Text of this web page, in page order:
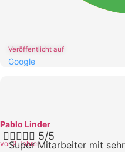
Veröffentlicht auf
Google
Pablo Linder
vor 2 Jahren
 5/5
Super Mitarbeiter mit